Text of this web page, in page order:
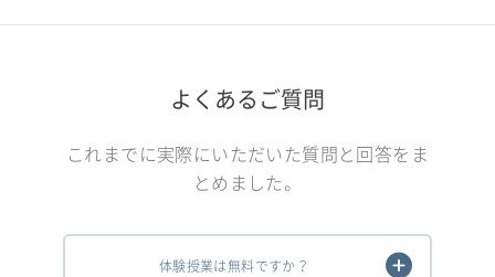
よくあるご質問
これまでに実際にいただいた質問と回答をま
とめました。
体験授業は無料ですか？